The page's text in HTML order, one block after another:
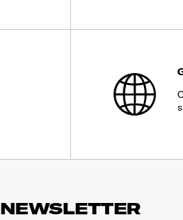
NEWSLETTER